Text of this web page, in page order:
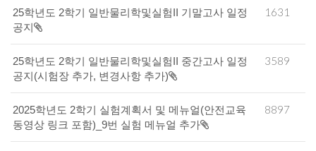
25학년도 2학기 일반물리학및실험II 기말고사 일정
공지
1631
25학년도 2학기 일반물리학및실험II 중간고사 일정
공지(시험장 추가, 변경사항 추가)
3589
2025학년도 2학기 실험계획서 및 메뉴얼(안전교육
동영상 링크 포함)_9번 실험 메뉴얼 추가
8897